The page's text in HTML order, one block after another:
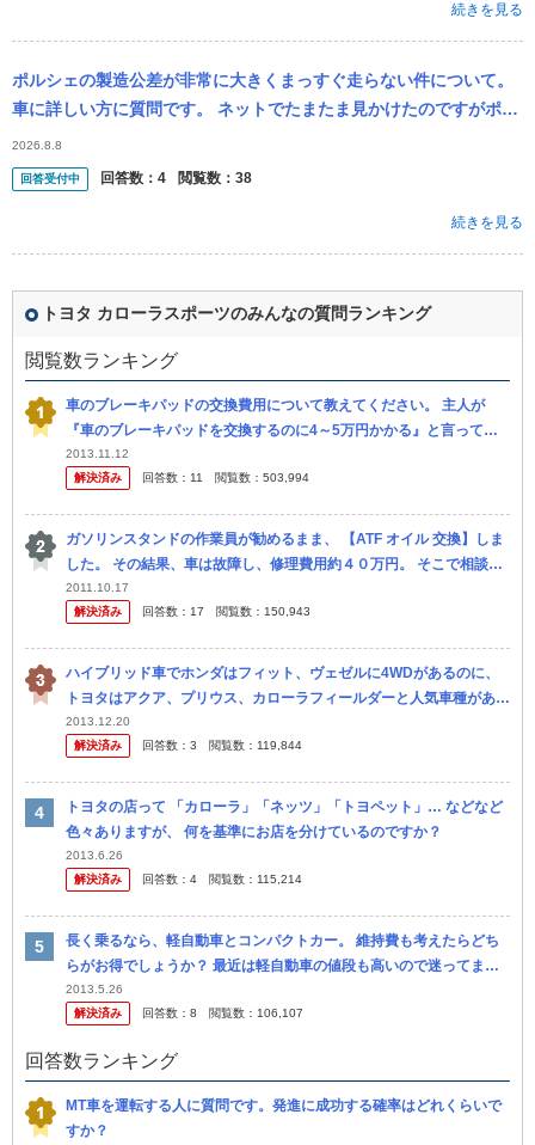
続きを見る
ポルシェの製造公差が非常に大きくまっすぐ走らない件について。
車に詳しい方に質問です。 ネットでたまたま見かけたのですがポル
シェ車は車の製造時に部品の公差が大きい為に時速１００km以上で
は真っ...
2026.8.8
回答受付中 回答数： 4 閲覧数： 38
続きを見る
トヨタ カローラスポーツのみんなの質問ランキング
閲覧数ランキング
車のブレーキパッドの交換費用について教えてください。 主人が
『車のブレーキパッドを交換するのに4～5万円かかる』と言ってき
ました。 ディーラーさんに頼むようです。 そんなにかかるも のなん
でし...
2013.11.12
解決済み
回答数： 11 閲覧数： 503,994
ガソリンスタンドの作業員が勧めるまま、 【ATF オイル 交換】しま
した。 その結果、車は故障し、修理費用約４０万円。 そこで相談で
す。 セルフのガソリンスタンドの作業員に勧められ、ほいほ...
2011.10.17
解決済み
回答数： 17 閲覧数： 150,943
ハイブリッド車でホンダはフィット、ヴェゼルに4WDがあるのに、
トヨタはアクア、プリウス、カローラフィールダーと人気車種がある
のに4WDがないのは何故でしょう？ カローラフィールダーなんて 仕
事で...
2013.12.20
解決済み
回答数： 3 閲覧数： 119,844
トヨタの店って 「カローラ」「ネッツ」「トヨペット」… などなど
色々ありますが、 何を基準にお店を分けているのですか？
2013.6.26
解決済み
回答数： 4 閲覧数： 115,214
長く乗るなら、軽自動車とコンパクトカー。 維持費も考えたらどち
らがお得でしょうか？ 最近は軽自動車の値段も高いので迷ってま
す。 軽自動車のターボ車の価格ならカローラだって買えち ゃいます
よね。
2013.5.26
解決済み
回答数： 8 閲覧数： 106,107
回答数ランキング
MT車を運転する人に質問です。発進に成功する確率はどれくらいで
すか？